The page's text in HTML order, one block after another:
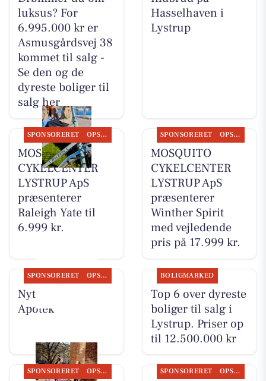
luksus? For
6.995.000 kr er
Asmusgårdsvej 38
kommet til salg -
Se den og de
dyreste boliger til
salg her
Hasselhaven i
Lystrup
SPONSORERET OPSLAGSTAVLEN
MOSQUITO
CYKELCENTER
LYSTRUP ApS
præsenterer
Raleigh Yate til
6.999 kr.
SPONSORERET OPSLAGSTAVLEN
MOSQUITO
CYKELCENTER
LYSTRUP ApS
præsenterer
Winther Spirit
med vejledende
pris på 17.999 kr.
SPONSORERET OPSLAGSTAVLEN
Nyt fra Lystrup
Apotek
BOLIGMARKED
Top 6 over dyreste
boliger til salg i
Lystrup. Priser op
til 12.500.000 kr
SPONSORERET OPSLAGSTAVLEN SPONSORERET OPSLAGSTAVLEN